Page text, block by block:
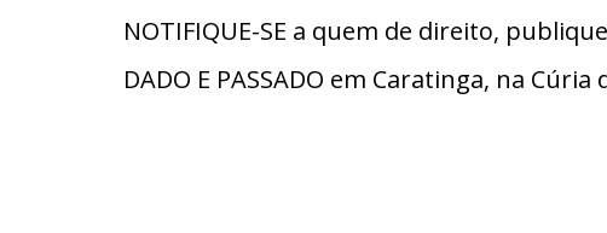
NOTIFIQUE-SE a quem de direito,
DADO E PASSADO em Caratinga, na Cúria